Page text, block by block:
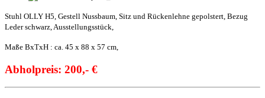
Stuhl OLLY H5, Gestell Nussbaum, Sitz und Rückenlehne gepolstert, Bezug
Leder schwarz, Ausstellungsstück,
Maße BxTxH : ca. 45 x 88 x 57 cm,
Abholpreis: 200,- €